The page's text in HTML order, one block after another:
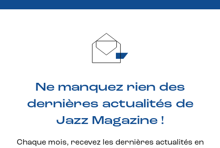
Ne manquez rien des
dernières actualités de
Jazz Magazine !
Chaque mois, recevez les dernières actualités en